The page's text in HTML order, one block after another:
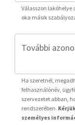
Válasszon lakóhelye
oka másik
További
Ha szeretnél,
felhasználónév,
szervezetet abban,
rendszerében.
személyes